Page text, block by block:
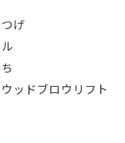
げ
ッドブロウリフト